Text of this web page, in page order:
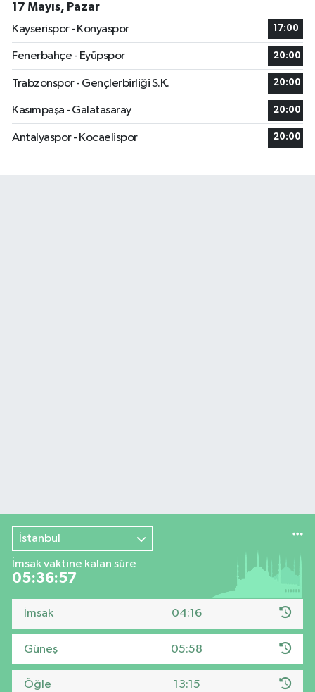
17 Mayıs, Pazar
Kayserispor - Konyaspor
17:00
Fenerbahçe - Eyüpspor 20:00
Trabzonspor - Gençlerbirliği S.K. 20:00
Kasımpaşa - Galatasaray 20:00
Antalyaspor - Kocaelispor 20:00
İstanbul
İmsak vaktine kalan süre
05:36:56
İmsak 04:16
Güneş 05:58
Öğle 13:15